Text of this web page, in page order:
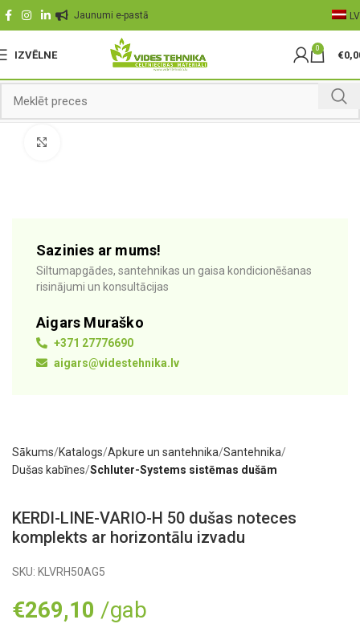
Jaunumi e-pastā LV
IZVĒLNE
0
€
Sazinies ar mums!
Siltumapgādes, santehnikas un gaisa kondicionēšanas
risinājumi un konsultācijas
Aigars Muraško
+371 27776690
aigars@videstehnika.lv
Sākums Katalogs Apkure un santehnika Santehnika
Dušas kabīnes Schluter-Systems sistēmas dušām
KERDI-LINE-VARIO-H 50 dušas noteces
komplekts ar horizontālu izvadu
SKU: KLVRH50AG5
€269,10 /gab